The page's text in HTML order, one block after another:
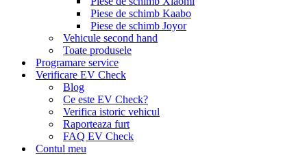
Piese de schimb Kaabo
Piese de schimb Joyor
Vehicule second hand
Toate produsele
Programare service
Verificare EV Check
Blog
Ce este EV Check?
Verifica istoric vehicul
Raporteaza furt
FAQ EV Check
Contul meu